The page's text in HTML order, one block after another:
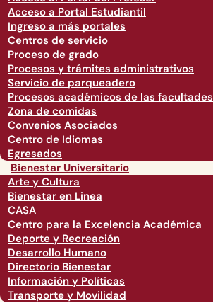
Acceso a Portal Estudiantil
Ingreso a más portales
Centros de servicio
Proceso de grado
Procesos y trámites administrativos
Servicio de parqueadero
Procesos académicos de las facultades
Zona de comidas
Convenios Asociados
Centro de Idiomas
Egresados
Bienestar Universitario
Arte y Cultura
Bienestar en Linea
CASA
Centro para la Excelencia Académica
Deporte y Recreación
Desarrollo Humano
Directorio Bienestar
Información y Políticas
Transporte y Movilidad